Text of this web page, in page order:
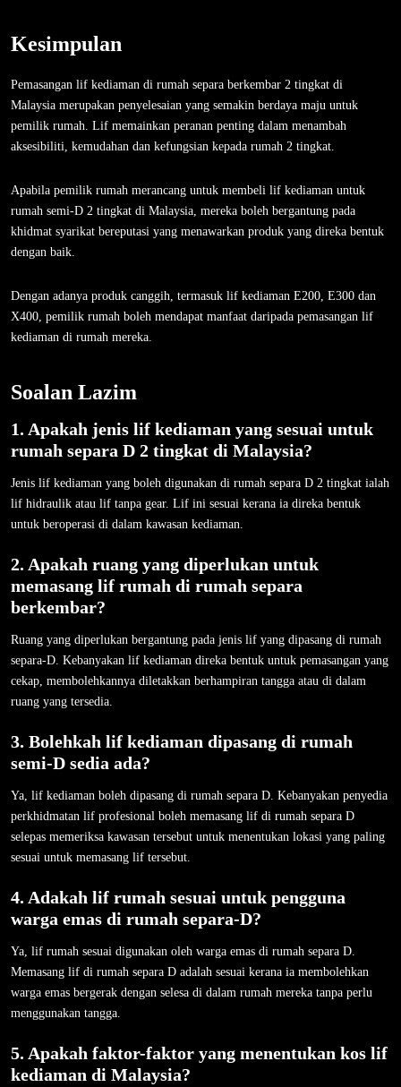
Kesimpulan
Pemasangan lif kediaman di rumah separa berkembar 2 tingkat di
Malaysia merupakan penyelesaian yang semakin berdaya maju untuk
pemilik rumah. Lif memainkan peranan penting dalam menambah
aksesibiliti, kemudahan dan kefungsian kepada rumah 2 tingkat.
Apabila pemilik rumah merancang untuk membeli lif kediaman untuk
rumah semi-D 2 tingkat di Malaysia, mereka boleh bergantung pada
khidmat syarikat bereputasi yang menawarkan produk yang direka bentuk
dengan baik.
Dengan adanya produk canggih, termasuk lif kediaman E200, E300 dan
X400, pemilik rumah boleh mendapat manfaat daripada pemasangan lif
kediaman di rumah mereka.
Soalan Lazim
1. Apakah jenis lif kediaman yang sesuai untuk
rumah separa D 2 tingkat di Malaysia?
Jenis lif kediaman yang boleh digunakan di rumah separa D 2 tingkat ialah
lif hidraulik atau lif tanpa gear. Lif ini sesuai kerana ia direka bentuk
untuk beroperasi di dalam kawasan kediaman.
2. Apakah ruang yang diperlukan untuk
memasang lif rumah di rumah separa
berkembar?
Ruang yang diperlukan bergantung pada jenis lif yang dipasang di rumah
separa-D. Kebanyakan lif kediaman direka bentuk untuk pemasangan yang
cekap, membolehkannya diletakkan berhampiran tangga atau di dalam
ruang yang tersedia.
3. Bolehkah lif kediaman dipasang di rumah
semi-D sedia ada?
Ya, lif kediaman boleh dipasang di rumah separa D. Kebanyakan penyedia
perkhidmatan lif profesional boleh memasang lif di rumah separa D
selepas memeriksa kawasan tersebut untuk menentukan lokasi yang paling
sesuai untuk memasang lif tersebut.
4. Adakah lif rumah sesuai untuk pengguna
warga emas di rumah separa-D?
Ya, lif rumah sesuai digunakan oleh warga emas di rumah separa D.
Memasang lif di rumah separa D adalah sesuai kerana ia membolehkan
warga emas bergerak dengan selesa di dalam rumah mereka tanpa perlu
menggunakan tangga.
5. Apakah faktor-faktor yang menentukan kos lif
kediaman di Malaysia?